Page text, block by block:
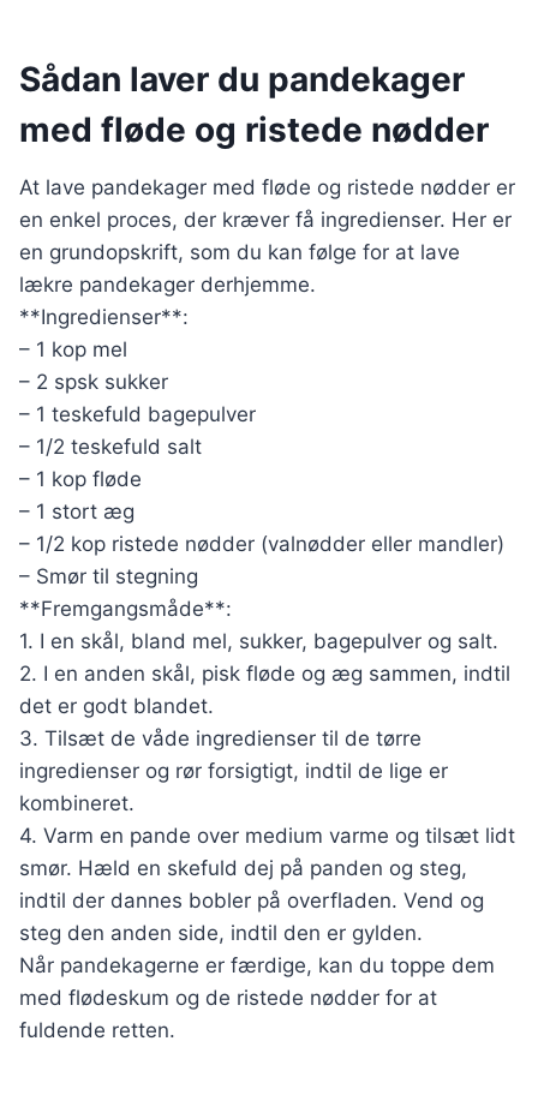
Sådan laver du pandekager
med fløde og ristede nødder
At lave pandekager med fløde og ristede nødder er
en enkel proces, der kræver få ingredienser. Her er
en grundopskrift, som du kan følge for at lave
lækre pandekager derhjemme.
**Ingredienser**:
– 1 kop mel
– 2 spsk sukker
– 1 teskefuld bagepulver
– 1/2 teskefuld salt
– 1 kop fløde
– 1 stort æg
– 1/2 kop ristede nødder (valnødder eller mandler)
– Smør til stegning
**Fremgangsmåde**:
1. I en skål, bland mel, sukker, bagepulver og salt.
2. I en anden skål, pisk fløde og æg sammen, indtil
det er godt blandet.
3. Tilsæt de våde ingredienser til de tørre
ingredienser og rør forsigtigt, indtil de lige er
kombineret.
4. Varm en pande over medium varme og tilsæt lidt
smør. Hæld en skefuld dej på panden og steg,
indtil der dannes bobler på overfladen. Vend og
steg den anden side, indtil den er gylden.
Når pandekagerne er færdige, kan du toppe dem
med flødeskum og de ristede nødder for at
fuldende retten.